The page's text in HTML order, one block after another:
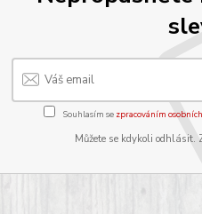
Souhlasím se zpracováním
Můžete se kdykoli